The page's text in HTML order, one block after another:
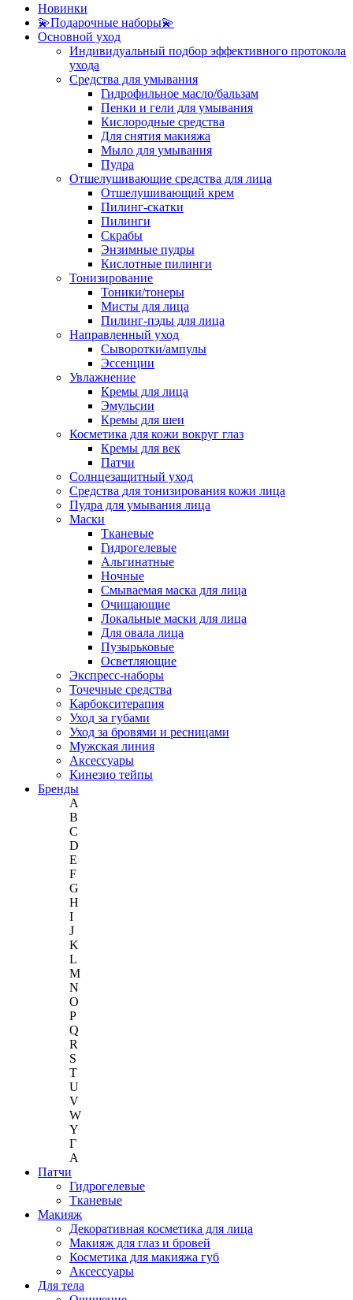
Новинки
💫Подарочные наборы💫
Основной уход
Индивидуальный подбор эффективного протокола
ухода
Средства для умывания
Гидрофильное масло/бальзам
Пенки и гели для умывания
Кислородные средства
Для снятия макияжа
Мыло для умывания
Пудра
Отшелушивающие средства для лица
Отшелушивающий крем
Пилинг-скатки
Пилинги
Скрабы
Энзимные пудры
Кислотные пилинги
Тонизирование
Тоники/тонеры
Мисты для лица
Пилинг-пэды для лица
Направленный уход
Сыворотки/ампулы
Эссенции
Увлажнение
Кремы для лица
Эмульсии
Кремы для шеи
Косметика для кожи вокруг глаз
Кремы для век
Патчи
Солнцезащитный уход
Средства для тонизирования кожи лица
Пудра для умывания лица
Маски
Тканевые
Гидрогелевые
Альгинатные
Ночные
Смываемая маска для лица
Очищающие
Локальные маски для лица
Для овала лица
Пузырьковые
Осветляющие
Экспресс-наборы
Точечные средства
Карбокситерапия
Уход за губами
Уход за бровями и ресницами
Мужская линия
Аксессуары
Кинезио тейпы
Бренды
A
B
C
D
E
F
G
H
I
J
K
L
M
N
O
P
Q
R
S
T
U
V
W
Y
Г
A
Патчи
Гидрогелевые
Тканевые
Макияж
Декоративная косметика для лица
Макияж для глаз и бровей
Косметика для макияжа губ
Аксессуары
Для тела